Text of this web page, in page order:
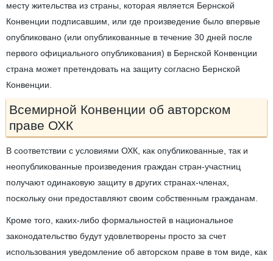
месту жительства из страны, которая является Бернской
Конвенции подписавшим, или где произведение было впервые
опубликовано (или опубликованные в течение 30 дней после
первого официального опубликования) в Бернской Конвенции
страна может претендовать на защиту согласно Бернской
Конвенции.
Всемирной Конвенции об авторском
праве ОХК
В соответствии с условиями ОХК, как опубликованные, так и
неопубликованные произведения граждан стран-участниц
получают одинаковую защиту в других странах-членах,
поскольку они предоставляют своим собственным гражданам.
Кроме того, каких-либо формальностей в национальное
законодательство будут удовлетворены просто за счет
использования уведомление об авторском праве в том виде, как